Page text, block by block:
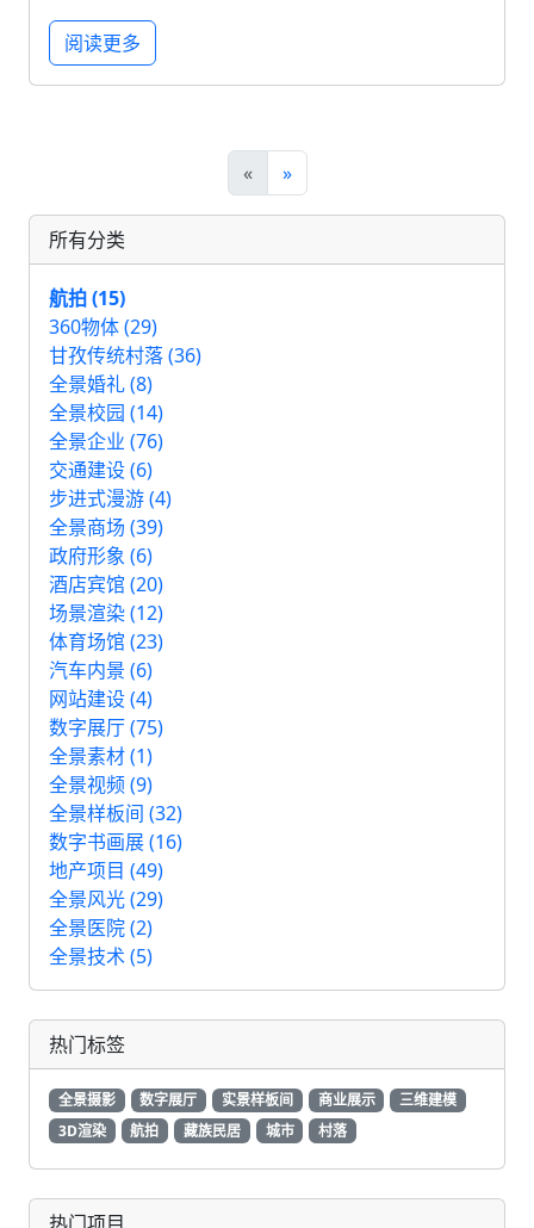
阅读更多
« »
所有分类
航拍 (15)
360物体 (29)
甘孜传统村落 (36)
全景婚礼 (8)
全景校园 (14)
全景企业 (76)
交通建设 (6)
步进式漫游 (4)
全景商场 (39)
政府形象 (6)
酒店宾馆 (20)
场景渲染 (12)
体育场馆 (23)
汽车内景 (6)
网站建设 (4)
数字展厅 (75)
全景素材 (1)
全景视频 (9)
全景样板间 (32)
数字书画展 (16)
地产项目 (49)
全景风光 (29)
全景医院 (2)
全景技术 (5)
热门标签
全景摄影 数字展厅 实景样板间 商业展示
三维建模
3D渲染
航拍 藏族民居 城市 村落